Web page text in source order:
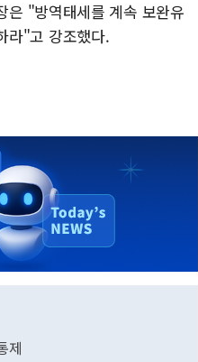
은 "방역태세를 계속 보완유
라"고 강조했다.
제